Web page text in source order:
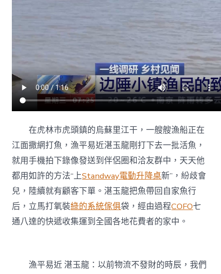
在虎林市虎頭鎮的烏蘇里江干，一艘艘漁船正在
江面撒網打魚，漁平易近湛玉龍剛打下去一批活魚，
就用手機拍下錄像發送到伴侶圈和洽友群中，天天他
都用如許的方法“上Standway電動升降桌新”，紛歧會
兒，陸續就有顧客下單。湛玉龍把魚帶回自家魚行
后，立馬打氧裝綠的系統傢俱袋，經由過程COFO七
通八達的快遞收集運到全國各地花費者的家中。
漁平易近 湛玉龍：以前物流不發財的時辰，我們